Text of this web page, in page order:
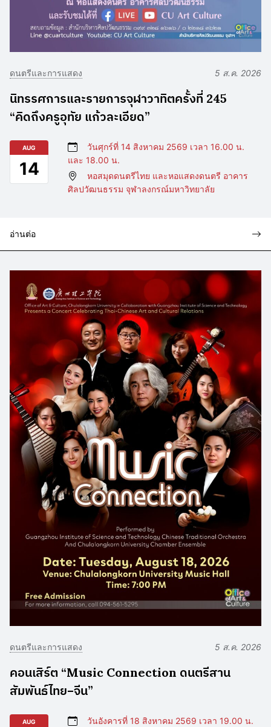
ดนตรีและการแสดง 5 ส.ค. 2026
นิทรรศการและรายการจุฬาวาทิตครั้งที่ 245
“คิดถึงครูอุทัย แก้วละเอียด”
AUG
14
วันศุกร์ที่ 14 สิงหาคม 2569 เวลา 16.00 น.
และ 18.00 น.
หอสมุดดนตรีไทย และหอแสดงดนตรี อาคาร
ศิลปวัฒนธรรม จุฬาลงกรณ์มหาวิทยาลัย
อ่านต่อ
ดนตรีและการแสดง 5 ส.ค. 2026
คอนเสิร์ต “Music Connection ดนตรีสาน
สัมพันธ์ไทย–จีน”
AUG
วันอังคารที่ 18 สิงหาคม 2569 เวลา 19.00 น.